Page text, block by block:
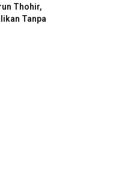
Thohir,
Tanpa